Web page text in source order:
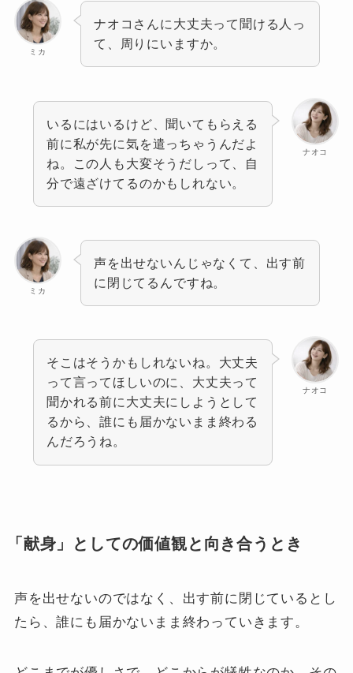
ミカ
ナオコさんに大丈夫って聞ける人っ
て、周りにいますか。
ナオコ
いるにはいるけど、聞いてもらえる
前に私が先に気を遣っちゃうんだよ
ね。この人も大変そうだしって、自
分で遠ざけてるのかもしれない。
ミカ
声を出せないんじゃなくて、出す前
に閉じてるんですね。
ナオコ
そこはそうかもしれないね。大丈夫
って言ってほしいのに、大丈夫って
聞かれる前に大丈夫にしようとして
るから、誰にも届かないまま終わる
んだろうね。
「献身」としての価値観と向き合うとき
声を出せないのではなく、出す前に閉じているとし
たら、誰にも届かないまま終わっていきます。